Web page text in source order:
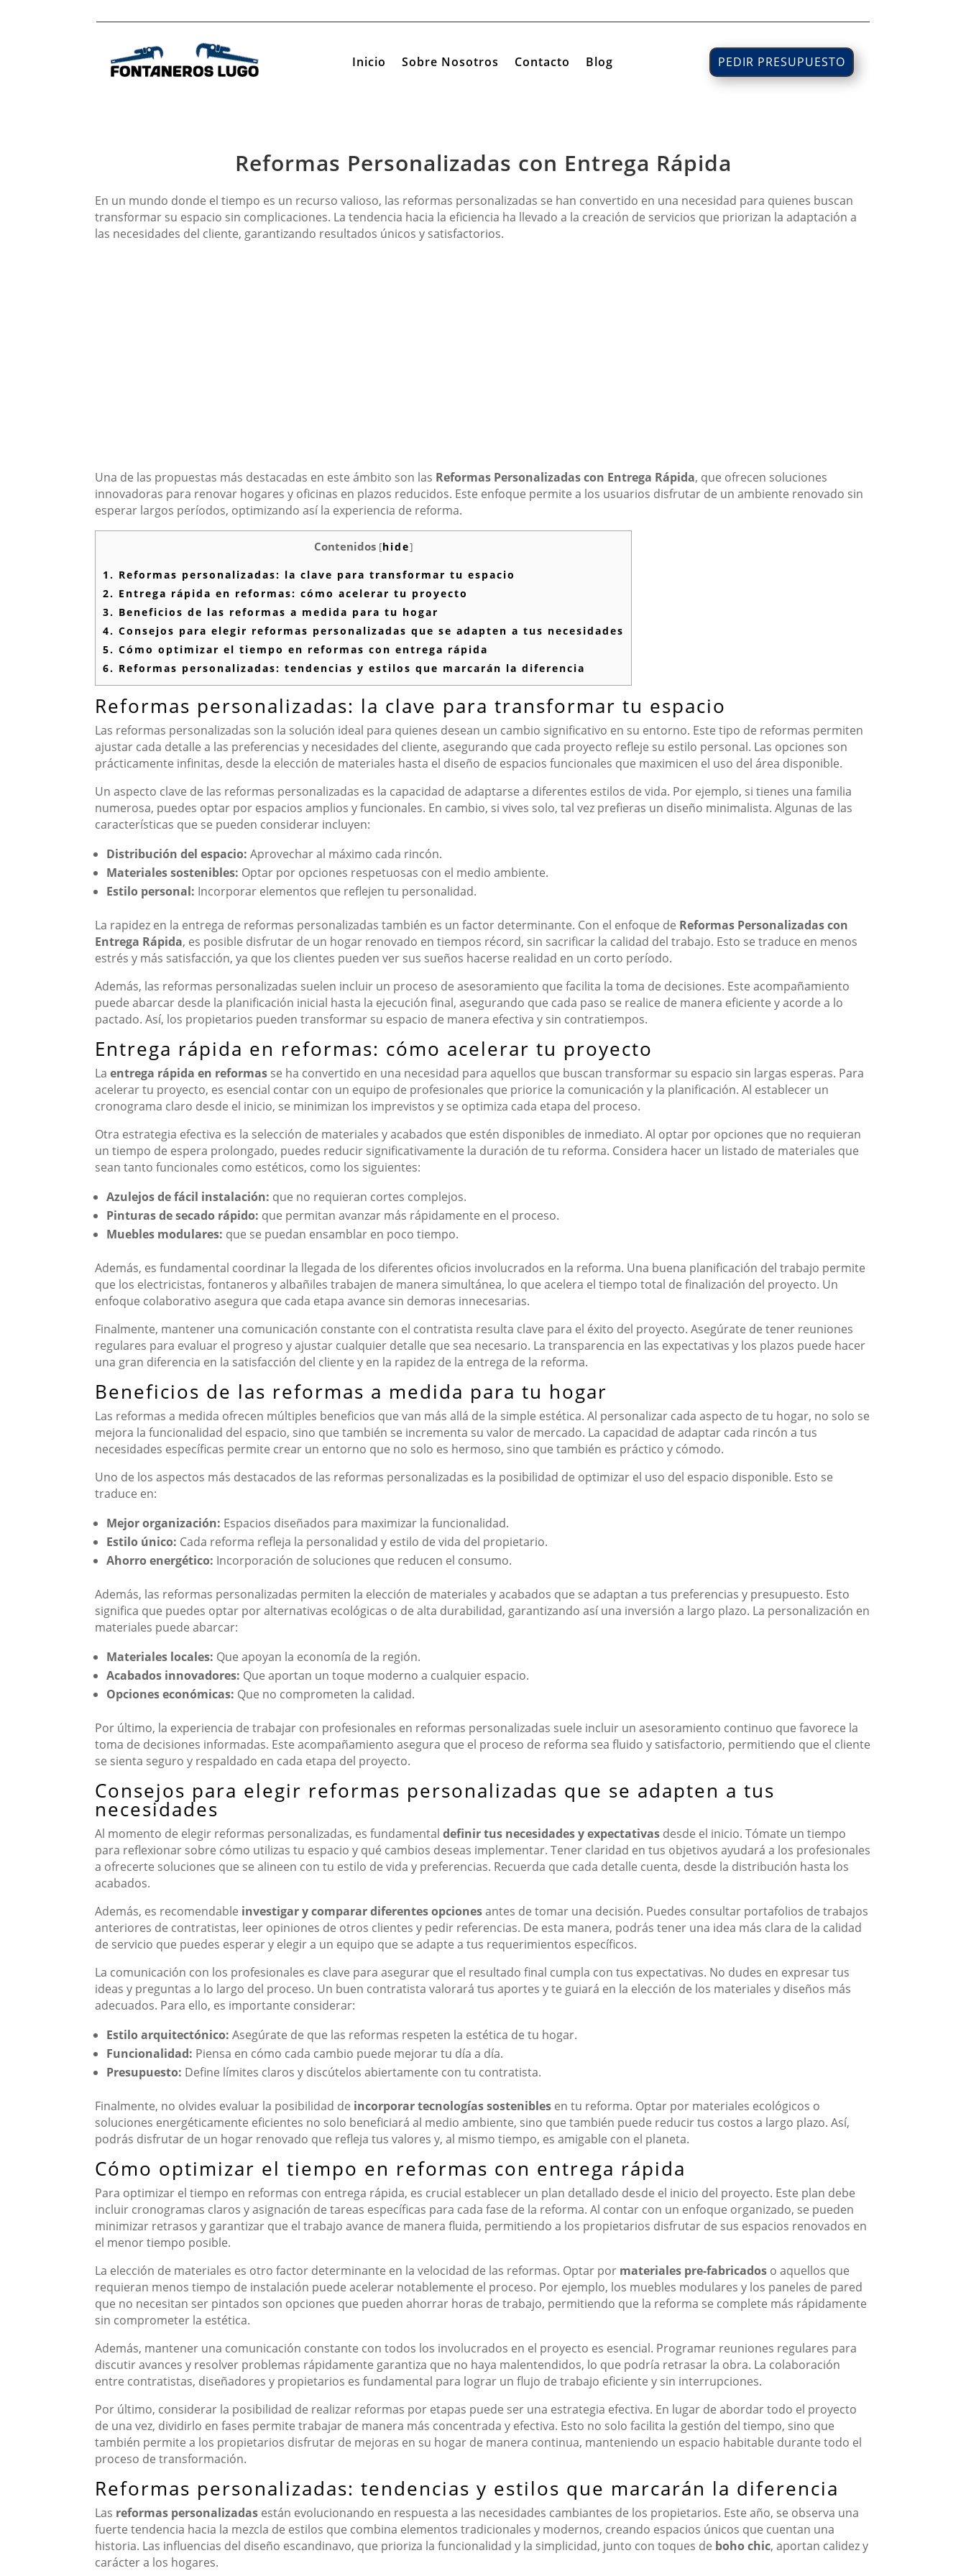
Inicio Sobre Nosotros Contacto Blog PEDIR PRESUPUESTO
Reformas Personalizadas con Entrega Rápida
En un mundo donde el tiempo es un recurso valioso, las reformas personalizadas se han convertido en una necesidad para quienes buscan
transformar su espacio sin complicaciones. La tendencia hacia la eficiencia ha llevado a la creación de servicios que priorizan la adaptación a
las necesidades del cliente, garantizando resultados únicos y satisfactorios.
Una de las propuestas más destacadas en este ámbito son las Reformas Personalizadas con Entrega Rápida, que ofrecen soluciones
innovadoras para renovar hogares y oficinas en plazos reducidos. Este enfoque permite a los usuarios disfrutar de un ambiente renovado sin
esperar largos períodos, optimizando así la experiencia de reforma.
Contenidos [hide]
1. Reformas personalizadas: la clave para transformar tu espacio
2. Entrega rápida en reformas: cómo acelerar tu proyecto
3. Beneficios de las reformas a medida para tu hogar
4. Consejos para elegir reformas personalizadas que se adapten a tus necesidades
5. Cómo optimizar el tiempo en reformas con entrega rápida
6. Reformas personalizadas: tendencias y estilos que marcarán la diferencia
Reformas personalizadas: la clave para transformar tu espacio
Las reformas personalizadas son la solución ideal para quienes desean un cambio significativo en su entorno. Este tipo de reformas permiten
ajustar cada detalle a las preferencias y necesidades del cliente, asegurando que cada proyecto refleje su estilo personal. Las opciones son
prácticamente infinitas, desde la elección de materiales hasta el diseño de espacios funcionales que maximicen el uso del área disponible.
Un aspecto clave de las reformas personalizadas es la capacidad de adaptarse a diferentes estilos de vida. Por ejemplo, si tienes una familia
numerosa, puedes optar por espacios amplios y funcionales. En cambio, si vives solo, tal vez prefieras un diseño minimalista. Algunas de las
características que se pueden considerar incluyen:
Distribución del espacio: Aprovechar al máximo cada rincón.
Materiales sostenibles: Optar por opciones respetuosas con el medio ambiente.
Estilo personal: Incorporar elementos que reflejen tu personalidad.
La rapidez en la entrega de reformas personalizadas también es un factor determinante. Con el enfoque de Reformas Personalizadas con
Entrega Rápida, es posible disfrutar de un hogar renovado en tiempos récord, sin sacrificar la calidad del trabajo. Esto se traduce en menos
estrés y más satisfacción, ya que los clientes pueden ver sus sueños hacerse realidad en un corto período.
Además, las reformas personalizadas suelen incluir un proceso de asesoramiento que facilita la toma de decisiones. Este acompañamiento
puede abarcar desde la planificación inicial hasta la ejecución final, asegurando que cada paso se realice de manera eficiente y acorde a lo
pactado. Así, los propietarios pueden transformar su espacio de manera efectiva y sin contratiempos.
Entrega rápida en reformas: cómo acelerar tu proyecto
La entrega rápida en reformas se ha convertido en una necesidad para aquellos que buscan transformar su espacio sin largas esperas. Para
acelerar tu proyecto, es esencial contar con un equipo de profesionales que priorice la comunicación y la planificación. Al establecer un
cronograma claro desde el inicio, se minimizan los imprevistos y se optimiza cada etapa del proceso.
Otra estrategia efectiva es la selección de materiales y acabados que estén disponibles de inmediato. Al optar por opciones que no requieran
un tiempo de espera prolongado, puedes reducir significativamente la duración de tu reforma. Considera hacer un listado de materiales que
sean tanto funcionales como estéticos, como los siguientes:
Azulejos de fácil instalación: que no requieran cortes complejos.
Pinturas de secado rápido: que permitan avanzar más rápidamente en el proceso.
Muebles modulares: que se puedan ensamblar en poco tiempo.
Además, es fundamental coordinar la llegada de los diferentes oficios involucrados en la reforma. Una buena planificación del trabajo permite
que los electricistas, fontaneros y albañiles trabajen de manera simultánea, lo que acelera el tiempo total de finalización del proyecto. Un
enfoque colaborativo asegura que cada etapa avance sin demoras innecesarias.
Finalmente, mantener una comunicación constante con el contratista resulta clave para el éxito del proyecto. Asegúrate de tener reuniones
regulares para evaluar el progreso y ajustar cualquier detalle que sea necesario. La transparencia en las expectativas y los plazos puede hacer
una gran diferencia en la satisfacción del cliente y en la rapidez de la entrega de la reforma.
Beneficios de las reformas a medida para tu hogar
Las reformas a medida ofrecen múltiples beneficios que van más allá de la simple estética. Al personalizar cada aspecto de tu hogar, no solo se
mejora la funcionalidad del espacio, sino que también se incrementa su valor de mercado. La capacidad de adaptar cada rincón a tus
necesidades específicas permite crear un entorno que no solo es hermoso, sino que también es práctico y cómodo.
Uno de los aspectos más destacados de las reformas personalizadas es la posibilidad de optimizar el uso del espacio disponible. Esto se
traduce en:
Mejor organización: Espacios diseñados para maximizar la funcionalidad.
Estilo único: Cada reforma refleja la personalidad y estilo de vida del propietario.
Ahorro energético: Incorporación de soluciones que reducen el consumo.
Además, las reformas personalizadas permiten la elección de materiales y acabados que se adaptan a tus preferencias y presupuesto. Esto
significa que puedes optar por alternativas ecológicas o de alta durabilidad, garantizando así una inversión a largo plazo. La personalización en
materiales puede abarcar:
Materiales locales: Que apoyan la economía de la región.
Acabados innovadores: Que aportan un toque moderno a cualquier espacio.
Opciones económicas: Que no comprometen la calidad.
Por último, la experiencia de trabajar con profesionales en reformas personalizadas suele incluir un asesoramiento continuo que favorece la
toma de decisiones informadas. Este acompañamiento asegura que el proceso de reforma sea fluido y satisfactorio, permitiendo que el cliente
se sienta seguro y respaldado en cada etapa del proyecto.
Consejos para elegir reformas personalizadas que se adapten a tus
necesidades
Al momento de elegir reformas personalizadas, es fundamental definir tus necesidades y expectativas desde el inicio. Tómate un tiempo
para reflexionar sobre cómo utilizas tu espacio y qué cambios deseas implementar. Tener claridad en tus objetivos ayudará a los profesionales
a ofrecerte soluciones que se alineen con tu estilo de vida y preferencias. Recuerda que cada detalle cuenta, desde la distribución hasta los
acabados.
Además, es recomendable investigar y comparar diferentes opcionesantes de tomar una decisión. Puedes consultar portafolios de trabajos
anteriores de contratistas, leer opiniones de otros clientes y pedir referencias. De esta manera, podrás tener una idea más clara de la calidad
de servicio que puedes esperar y elegir a un equipo que se adapte a tus requerimientos específicos.
La comunicación con los profesionales es clave para asegurar que el resultado final cumpla con tus expectativas. No dudes en expresar tus
ideas y preguntas a lo largo del proceso. Un buen contratista valorará tus aportes y te guiará en la elección de los materiales y diseños más
adecuados. Para ello, es importante considerar:
Estilo arquitectónico: Asegúrate de que las reformas respeten la estética de tu hogar.
Funcionalidad: Piensa en cómo cada cambio puede mejorar tu día a día.
Presupuesto: Define límites claros y discútelos abiertamente con tu contratista.
Finalmente, no olvides evaluar la posibilidad de incorporar tecnologías sostenibles en tu reforma. Optar por materiales ecológicos o
soluciones energéticamente eficientes no solo beneficiará al medio ambiente, sino que también puede reducir tus costos a largo plazo. Así,
podrás disfrutar de un hogar renovado que refleja tus valores y, al mismo tiempo, es amigable con el planeta.
Cómo optimizar el tiempo en reformas con entrega rápida
Para optimizar el tiempo en reformas con entrega rápida, es crucial establecer un plan detallado desde el inicio del proyecto. Este plan debe
incluir cronogramas claros y asignación de tareas específicas para cada fase de la reforma. Al contar con un enfoque organizado, se pueden
minimizar retrasos y garantizar que el trabajo avance de manera fluida, permitiendo a los propietarios disfrutar de sus espacios renovados en
el menor tiempo posible.
La elección de materiales es otro factor determinante en la velocidad de las reformas. Optar por materiales pre-fabricados o aquellos que
requieran menos tiempo de instalación puede acelerar notablemente el proceso. Por ejemplo, los muebles modulares y los paneles de pared
que no necesitan ser pintados son opciones que pueden ahorrar horas de trabajo, permitiendo que la reforma se complete más rápidamente
sin comprometer la estética.
Además, mantener una comunicación constante con todos los involucrados en el proyecto es esencial. Programar reuniones regulares para
discutir avances y resolver problemas rápidamente garantiza que no haya malentendidos, lo que podría retrasar la obra. La colaboración
entre contratistas, diseñadores y propietarios es fundamental para lograr un flujo de trabajo eficiente y sin interrupciones.
Por último, considerar la posibilidad de realizar reformas por etapas puede ser una estrategia efectiva. En lugar de abordar todo el proyecto
de una vez, dividirlo en fases permite trabajar de manera más concentrada y efectiva. Esto no solo facilita la gestión del tiempo, sino que
también permite a los propietarios disfrutar de mejoras en su hogar de manera continua, manteniendo un espacio habitable durante todo el
proceso de transformación.
Reformas personalizadas: tendencias y estilos que marcarán la diferencia
Las reformas personalizadas están evolucionando en respuesta a las necesidades cambiantes de los propietarios. Este año, se observa una
fuerte tendencia hacia la mezcla de estilos que combina elementos tradicionales y modernos, creando espacios únicos que cuentan una
historia. Las influencias del diseño escandinavo, que prioriza la funcionalidad y la simplicidad, junto con toques de boho chic, aportan calidez y
carácter a los hogares.